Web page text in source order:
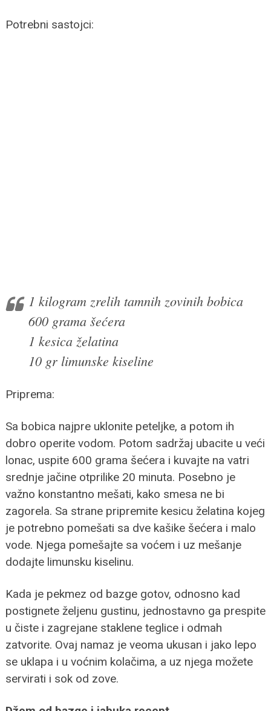
Potrebni sastojci:
1 kilogram zrelih tamnih zovinih bobica
600 grama šećera
1 kesica želatina
10 gr limunske kiseline
Priprema:
Sa bobica najpre uklonite peteljke, a potom ih
dobro operite vodom. Potom sadržaj ubacite u veći
lonac, uspite 600 grama šećera i kuvajte na vatri
srednje jačine otprilike 20 minuta. Posebno je
važno konstantno mešati, kako smesa ne bi
zagorela. Sa strane pripremite kesicu želatina kojeg
je potrebno pomešati sa dve kašike šećera i malo
vode. Njega pomešajte sa voćem i uz mešanje
dodajte limunsku kiselinu.
Kada je pekmez od bazge gotov, odnosno kad
postignete željenu gustinu, jednostavno ga prespite
u čiste i zagrejane staklene teglice i odmah
zatvorite. Ovaj namaz je veoma ukusan i jako lepo
se uklapa i u voćnim kolačima, a uz njega možete
servirati i sok od zove.